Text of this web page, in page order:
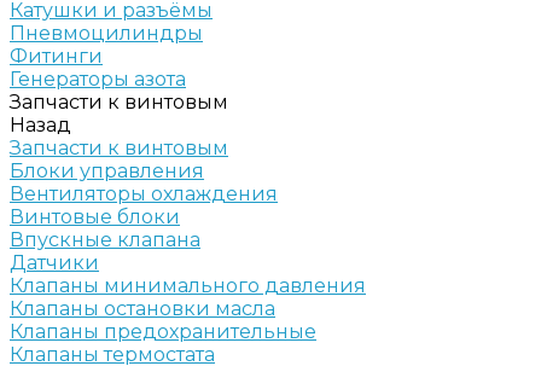
Катушки и разъёмы
Пневмоцилиндры
Фитинги
Генераторы азота
Запчасти к винтовым
Назад
Запчасти к винтовым
Блоки управления
Вентиляторы охлаждения
Винтовые блоки
Впускные клапана
Датчики
Клапаны минимального давления
Клапаны остановки масла
Клапаны предохранительные
Клапаны термостата